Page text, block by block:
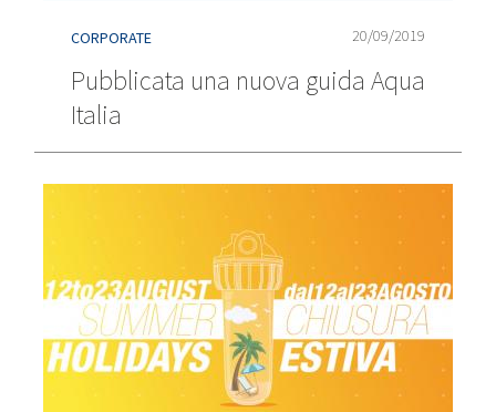
CORPORATE 20/09/2019
Pubblicata una nuova guida Aqua
Italia